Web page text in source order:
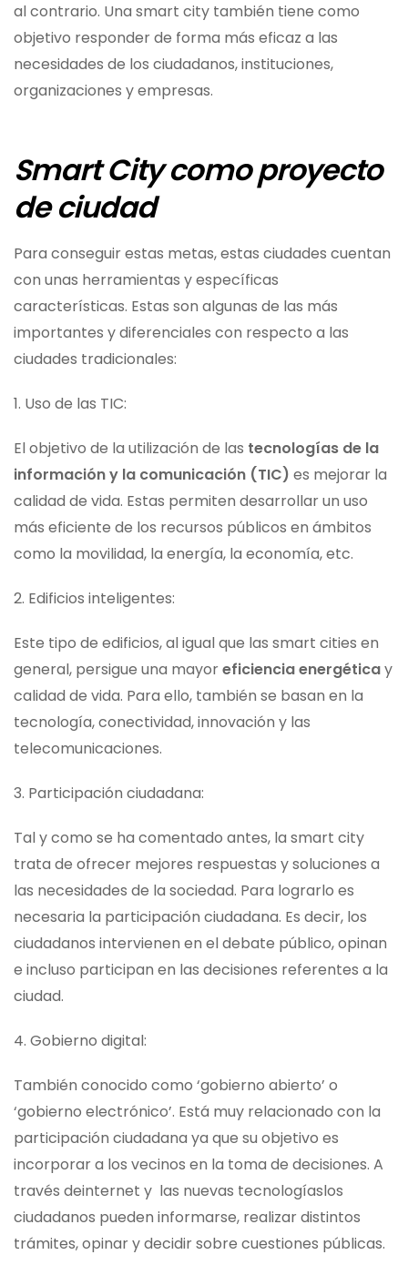
al contrario. Una smart city también tiene como
objetivo responder de forma más eficaz a las
necesidades de los ciudadanos, instituciones,
organizaciones y empresas.
Smart City como proyecto
de ciudad
Para conseguir estas metas, estas ciudades cuentan
con unas herramientas y específicas
características. Estas son algunas de las más
importantes y diferenciales con respecto a las
ciudades tradicionales:
1. Uso de las TIC:
El objetivo de la utilización de las tecnologías de la
información y la comunicación (TIC) es mejorar la
calidad de vida. Estas permiten desarrollar un uso
más eficiente de los recursos públicos en ámbitos
como la movilidad, la energía, la economía, etc.
2. Edificios inteligentes:
Este tipo de edificios, al igual que las smart cities en
general, persigue una mayoreficiencia energéticay
calidad de vida. Para ello, también se basan en la
tecnología, conectividad, innovación y las
telecomunicaciones.
3. Participación ciudadana:
Tal y como se ha comentado antes, la smart city
trata de ofrecer mejores respuestas y soluciones a
las necesidades de la sociedad. Para lograrlo es
necesaria la participación ciudadana. Es decir, los
ciudadanos intervienen en el debate público, opinan
e incluso participan en las decisiones referentes a la
ciudad.
4. Gobierno digital:
También conocido como ‘gobierno abierto’ o
‘gobierno electrónico’. Está muy relacionado con la
participación ciudadana ya que su objetivo es
incorporar a los vecinos en la toma de decisiones. A
través deinternet y las nuevas tecnologíaslos
ciudadanos pueden informarse, realizar distintos
trámites, opinar y decidir sobre cuestiones públicas.